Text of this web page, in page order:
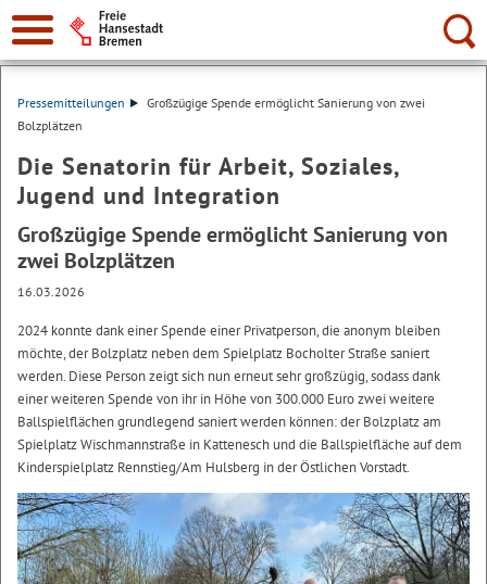
Suche:
Pressemitteilungen
Großzügige Spende ermöglicht Sanierung von zwei
Bolzplätzen
Die Senatorin für Arbeit, Soziales,
Jugend und Integration
Großzügige Spende ermöglicht Sanierung von
zwei Bolzplätzen
16.03.2026
2024 konnte dank einer Spende einer Privatperson, die anonym bleiben
möchte, der Bolzplatz neben dem Spielplatz Bocholter Straße saniert
werden. Diese Person zeigt sich nun erneut sehr großzügig, sodass dank
einer weiteren Spende von ihr in Höhe von 300.000 Euro zwei weitere
Ballspielflächen grundlegend saniert werden können: der Bolzplatz am
Spielplatz Wischmannstraße in Kattenesch und die Ballspielfläche auf dem
Kinderspielplatz Rennstieg/Am Hulsberg in der Östlichen Vorstadt.